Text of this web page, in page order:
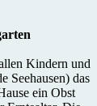
Kindern und
Seehausen) das
ein Obst